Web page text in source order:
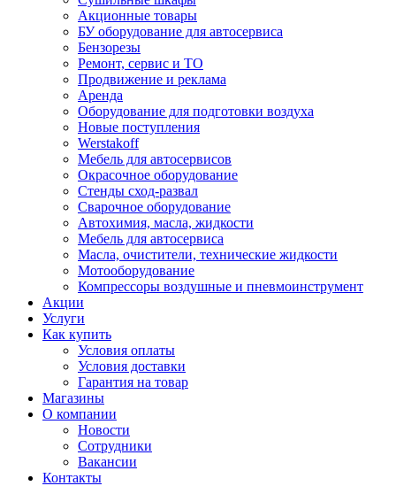
Акционные товары
БУ оборудование для автосервиса
Бензорезы
Ремонт, сервис и ТО
Продвижение и реклама
Аренда
Оборудование для подготовки воздуха
Новые поступления
Werstakoff
Мебель для автосервисов
Окрасочное оборудование
Стенды сход-развал
Сварочное оборудование
Автохимия, масла, жидкости
Мебель для автосервиса
Масла, очистители, технические жидкости
Мотооборудование
Компрессоры воздушные и пневмоинструмент
Акции
Услуги
Как купить
Условия оплаты
Условия доставки
Гарантия на товар
Магазины
О компании
Новости
Сотрудники
Вакансии
Контакты